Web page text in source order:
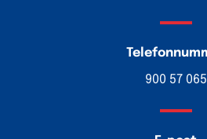
900 57 065